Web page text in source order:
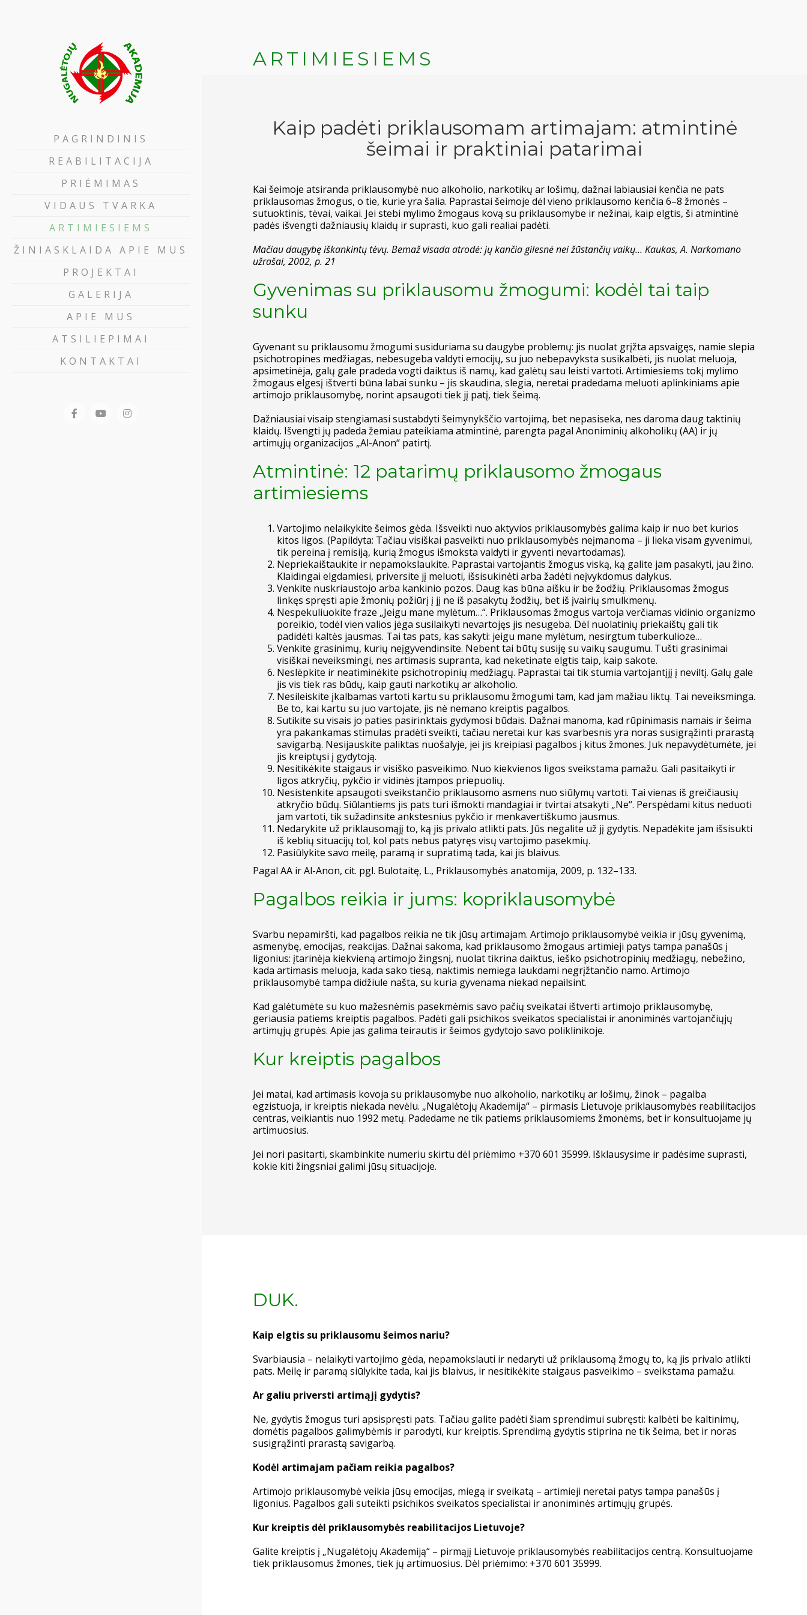
PAGRINDINIS
REABILITACIJA
PRIĖMIMAS
VIDAUS TVARKA
ARTIMIESIEMS
ŽINIASKLAIDA APIE MUS
PROJEKTAI
GALERIJA
APIE MUS
ATSILIEPIMAI
KONTAKTAI
ARTIMIESIEMS
Kaip padėti priklausomam artimajam: atmintinė
šeimai ir praktiniai patarimai
Kai šeimoje atsiranda priklausomybė nuo alkoholio, narkotikų ar lošimų, dažnai labiausiai kenčia ne pats
priklausomas žmogus, o tie, kurie yra šalia. Paprastai šeimoje dėl vieno priklausomo kenčia 6–8 žmonės –
sutuoktinis, tėvai, vaikai. Jei stebi mylimo žmogaus kovą su priklausomybe ir nežinai, kaip elgtis, ši atmintinė
padės išvengti dažniausių klaidų ir suprasti, kuo gali realiai padėti.
Mačiau daugybę iškankintų tėvų. Bemaž visada atrodė: jų kančia gilesnė nei žūstančių vaikų… Kaukas, A. Narkomano
užrašai, 2002, p. 21
Gyvenimas su priklausomu žmogumi: kodėl tai taip
sunku
Gyvenant su priklausomu žmogumi susiduriama su daugybe problemų: jis nuolat grįžta apsvaigęs, namie slepia
psichotropines medžiagas, nebesugeba valdyti emocijų, su juo nebepavyksta susikalbėti, jis nuolat meluoja,
apsimetinėja, galų gale pradeda vogti daiktus iš namų, kad galėtų sau leisti vartoti. Artimiesiems tokį mylimo
žmogaus elgesį ištverti būna labai sunku – jis skaudina, slegia, neretai pradedama meluoti aplinkiniams apie
artimojo priklausomybę, norint apsaugoti tiek jį patį, tiek šeimą.
Dažniausiai visaip stengiamasi sustabdyti šeimynykščio vartojimą, bet nepasiseka, nes daroma daug taktinių
klaidų. Išvengti jų padeda žemiau pateikiama atmintinė, parengta pagal Anoniminių alkoholikų (AA) ir jų
artimųjų organizacijos „Al-Anon“ patirtį.
Atmintinė: 12 patarimų priklausomo žmogaus
artimiesiems
Vartojimo nelaikykite šeimos gėda. Išsveikti nuo aktyvios priklausomybės galima kaip ir nuo bet kurios
kitos ligos. (Papildyta: Tačiau visiškai pasveikti nuo priklausomybės neįmanoma – ji lieka visam gyvenimui,
tik pereina į remisiją, kurią žmogus išmoksta valdyti ir gyventi nevartodamas).
Nepriekaištaukite ir nepamokslaukite. Paprastai vartojantis žmogus viską, ką galite jam pasakyti, jau žino.
Klaidingai elgdamiesi, priversite jį meluoti, išsisukinėti arba žadėti neįvykdomus dalykus.
Venkite nuskriaustojo arba kankinio pozos. Daug kas būna aišku ir be žodžių. Priklausomas žmogus
linkęs spręsti apie žmonių požiūrį į jį ne iš pasakytų žodžių, bet iš įvairių smulkmenų.
Nespekuliuokite fraze „Jeigu mane mylėtum…“. Priklausomas žmogus vartoja verčiamas vidinio organizmo
poreikio, todėl vien valios jėga susilaikyti nevartojęs jis nesugeba. Dėl nuolatinių priekaištų gali tik
padidėti kaltės jausmas. Tai tas pats, kas sakyti: jeigu mane mylėtum, nesirgtum tuberkulioze…
Venkite grasinimų, kurių neįgyvendinsite. Nebent tai būtų susiję su vaikų saugumu. Tušti grasinimai
visiškai neveiksmingi, nes artimasis supranta, kad neketinate elgtis taip, kaip sakote.
Neslėpkite ir neatiminėkite psichotropinių medžiagų. Paprastai tai tik stumia vartojantįjį į neviltį. Galų gale
jis vis tiek ras būdų, kaip gauti narkotikų ar alkoholio.
Nesileiskite įkalbamas vartoti kartu su priklausomu žmogumi tam, kad jam mažiau liktų. Tai neveiksminga.
Be to, kai kartu su juo vartojate, jis nė nemano kreiptis pagalbos.
Sutikite su visais jo paties pasirinktais gydymosi būdais. Dažnai manoma, kad rūpinimasis namais ir šeima
yra pakankamas stimulas pradėti sveikti, tačiau neretai kur kas svarbesnis yra noras susigrąžinti prarastą
savigarbą. Nesijauskite paliktas nuošalyje, jei jis kreipiasi pagalbos į kitus žmones. Juk nepavydėtumėte, jei
jis kreiptųsi į gydytoją.
Nesitikėkite staigaus ir visiško pasveikimo. Nuo kiekvienos ligos sveikstama pamažu. Gali pasitaikyti ir
ligos atkryčių, pykčio ir vidinės įtampos priepuolių.
Nesistenkite apsaugoti sveikstančio priklausomo asmens nuo siūlymų vartoti. Tai vienas iš greičiausių
atkryčio būdų. Siūlantiems jis pats turi išmokti mandagiai ir tvirtai atsakyti „Ne“. Perspėdami kitus neduoti
jam vartoti, tik sužadinsite ankstesnius pykčio ir menkavertiškumo jausmus.
Nedarykite už priklausomąjį to, ką jis privalo atlikti pats. Jūs negalite už jį gydytis. Nepadėkite jam išsisukti
iš keblių situacijų tol, kol pats nebus patyręs visų vartojimo pasekmių.
Pasiūlykite savo meilę, paramą ir supratimą tada, kai jis blaivus.
Pagal AA ir Al-Anon, cit. pgl. Bulotaitę, L., Priklausomybės anatomija, 2009, p. 132–133.
Pagalbos reikia ir jums: kopriklausomybė
Svarbu nepamiršti, kad pagalbos reikia ne tik jūsų artimajam. Artimojo priklausomybė veikia ir jūsų gyvenimą,
asmenybę, emocijas, reakcijas. Dažnai sakoma, kad priklausomo žmogaus artimieji patys tampa panašūs į
ligonius: įtarinėja kiekvieną artimojo žingsnį, nuolat tikrina daiktus, ieško psichotropinių medžiagų, nebežino,
kada artimasis meluoja, kada sako tiesą, naktimis nemiega laukdami negrįžtančio namo. Artimojo
priklausomybė tampa didžiule našta, su kuria gyvenama niekad nepailsint.
Kad galėtumėte su kuo mažesnėmis pasekmėmis savo pačių sveikatai ištverti artimojo priklausomybę,
geriausia patiems kreiptis pagalbos. Padėti gali psichikos sveikatos specialistai ir anoniminės vartojančiųjų
artimųjų grupės. Apie jas galima teirautis ir šeimos gydytojo savo poliklinikoje.
Kur kreiptis pagalbos
Jei matai, kad artimasis kovoja su priklausomybe nuo alkoholio, narkotikų ar lošimų, žinok – pagalba
egzistuoja, ir kreiptis niekada nevėlu. „Nugalėtojų Akademija“ – pirmasis Lietuvoje priklausomybės reabilitacijos
centras, veikiantis nuo 1992 metų. Padedame ne tik patiems priklausomiems žmonėms, bet ir konsultuojame jų
artimuosius.
Jei nori pasitarti, skambinkite numeriu skirtu dėl priėmimo +370 601 35999. Išklausysime ir padėsime suprasti,
kokie kiti žingsniai galimi jūsų situacijoje.
DUK.
Kaip elgtis su priklausomu šeimos nariu?
Svarbiausia – nelaikyti vartojimo gėda, nepamokslauti ir nedaryti už priklausomą žmogų to, ką jis privalo atlikti
pats. Meilę ir paramą siūlykite tada, kai jis blaivus, ir nesitikėkite staigaus pasveikimo – sveikstama pamažu.
Ar galiu priversti artimąjį gydytis?
Ne, gydytis žmogus turi apsispręsti pats. Tačiau galite padėti šiam sprendimui subręsti: kalbėti be kaltinimų,
domėtis pagalbos galimybėmis ir parodyti, kur kreiptis. Sprendimą gydytis stiprina ne tik šeima, bet ir noras
susigrąžinti prarastą savigarbą.
Kodėl artimajam pačiam reikia pagalbos?
Artimojo priklausomybė veikia jūsų emocijas, miegą ir sveikatą – artimieji neretai patys tampa panašūs į
ligonius. Pagalbos gali suteikti psichikos sveikatos specialistai ir anoniminės artimųjų grupės.
Kur kreiptis dėl priklausomybės reabilitacijos Lietuvoje?
Galite kreiptis į „Nugalėtojų Akademiją“ – pirmąjį Lietuvoje priklausomybės reabilitacijos centrą. Konsultuojame
tiek priklausomus žmones, tiek jų artimuosius. Dėl priėmimo: +370 601 35999.